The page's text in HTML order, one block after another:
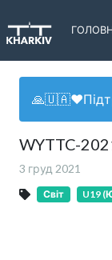
WYTTC-
3 груд 2021
Світ U19